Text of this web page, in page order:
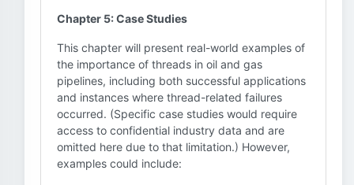
Chapter 5: Case Studies
This chapter will present real-world examples of
the importance of threads in oil and gas
pipelines, including both successful applications
and instances where thread-related failures
occurred. (Specific case studies would require
access to confidential industry data and are
omitted here due to that limitation.) However,
examples could include: